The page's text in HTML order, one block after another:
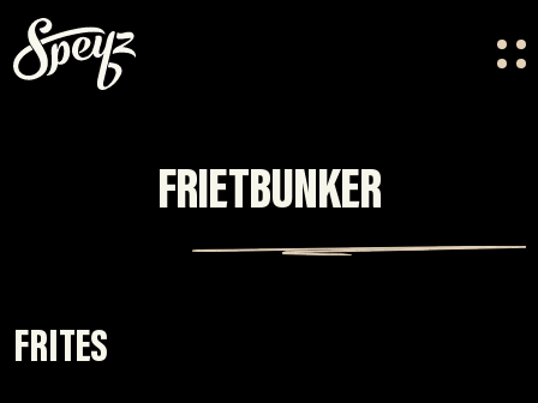
FRIETBUNKER
FRITES
HOME
OVER ONS
VACATURES
CONTACT
FESTIVAL CREW